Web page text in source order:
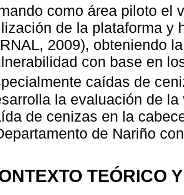
como área piloto el
de la plataforma y
2009), obteniendo
con base en
caídas de
la evaluación de
de cenizas en la
de Nariño
TEÓRICO